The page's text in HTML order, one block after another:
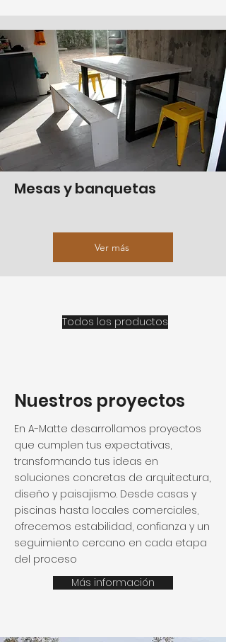
Mesas y banquetas
Ver más
Todos los productos
Nuestros proyectos
En A-Matte desarrollamos proyectos
que cumplen tus expectativas,
transformando tus ideas en
soluciones concretas de arquitectura,
diseño y paisajismo. Desde casas y
piscinas hasta locales comerciales,
ofrecemos estabilidad, confianza y un
seguimiento cercano en cada etapa
del proceso
Más información